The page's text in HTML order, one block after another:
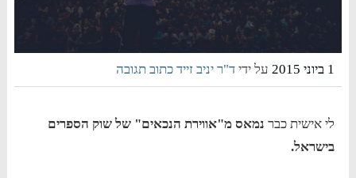
1 ביוני 2015 על ידיד"ר יניב זייד כתוב תגובה
לי אישית כבר נמאס מ"אווירת הנכאים" של שוק הספרים
בישראל.